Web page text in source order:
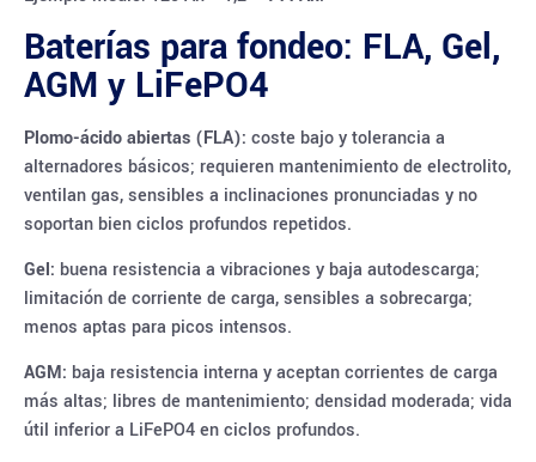
Baterías para fondeo: FLA, Gel,
AGM y LiFePO4
Plomo-ácido abiertas (FLA): coste bajo y tolerancia a
alternadores básicos; requieren mantenimiento de electrolito,
ventilan gas, sensibles a inclinaciones pronunciadas y no
soportan bien ciclos profundos repetidos.
Gel: buena resistencia a vibraciones y baja autodescarga;
limitación de corriente de carga, sensibles a sobrecarga;
menos aptas para picos intensos.
AGM: baja resistencia interna y aceptan corrientes de carga
más altas; libres de mantenimiento; densidad moderada; vida
útil inferior a LiFePO4 en ciclos profundos.